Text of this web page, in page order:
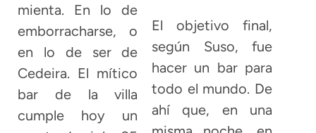
mienta. En lo de
emborracharse, o
en lo de ser de
Cedeira. El mítico
bar de la villa
cumple hoy un
El objetivo final,
según Suso, fue
hacer un bar para
todo el mundo. De
ahí que, en una